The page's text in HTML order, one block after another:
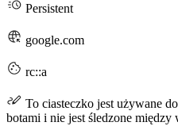
Persistent
google.com
rc::a
To ciasteczko jest używane
botami i nie jest śledzone między